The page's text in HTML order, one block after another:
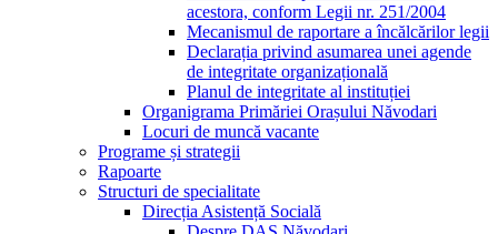
acestora, conform Legii nr. 251/2004
Mecanismul de raportare a încălcărilor legii
Declarația privind asumarea unei agende
de integritate organizațională
Planul de integritate al instituției
Organigrama Primăriei Orașului Năvodari
Locuri de muncă vacante
Programe și strategii
Rapoarte
Structuri de specialitate
Direcția Asistență Socială